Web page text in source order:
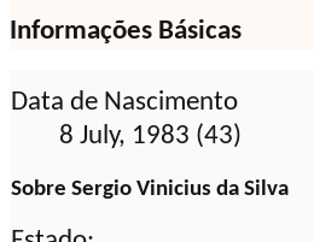
Informações Básicas
Data de Nascimento
8 July, 1983 (43)
Sobre Sergio Vinicius da Silva